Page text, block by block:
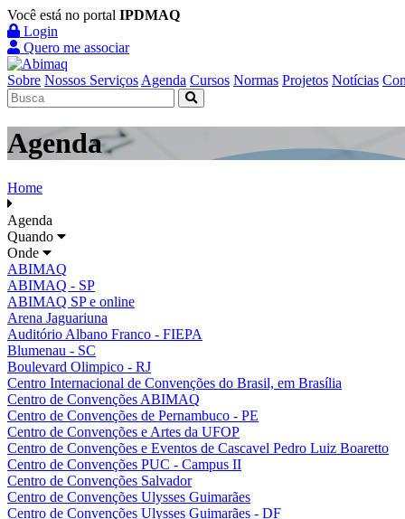
Você está no portal IPDMAQ
Login
Quero me associar
Sobre Nossos Serviços Agenda Cursos Normas Projetos Notícias
Agenda
Home
Agenda
Quando
Onde
ABIMAQ
ABIMAQ - SP
ABIMAQ SP e online
Arena Jaguariuna
Auditório Albano Franco - FIEPA
Blumenau - SC
Boulevard Olimpico - RJ
Centro Internacional de Convenções do Brasil, em Brasília
Centro de Convenções ABIMAQ
Centro de Convenções de Pernambuco - PE
Centro de Convenções e Artes da UFOP
Centro de Convenções e Eventos de Cascavel Pedro Luiz Boaretto
Centro de Convenções PUC - Campus II
Centro de Convenções Salvador
Centro de Convenções Ulysses Guimarães
Centro de Convenções Ulysses Guimarães - DF